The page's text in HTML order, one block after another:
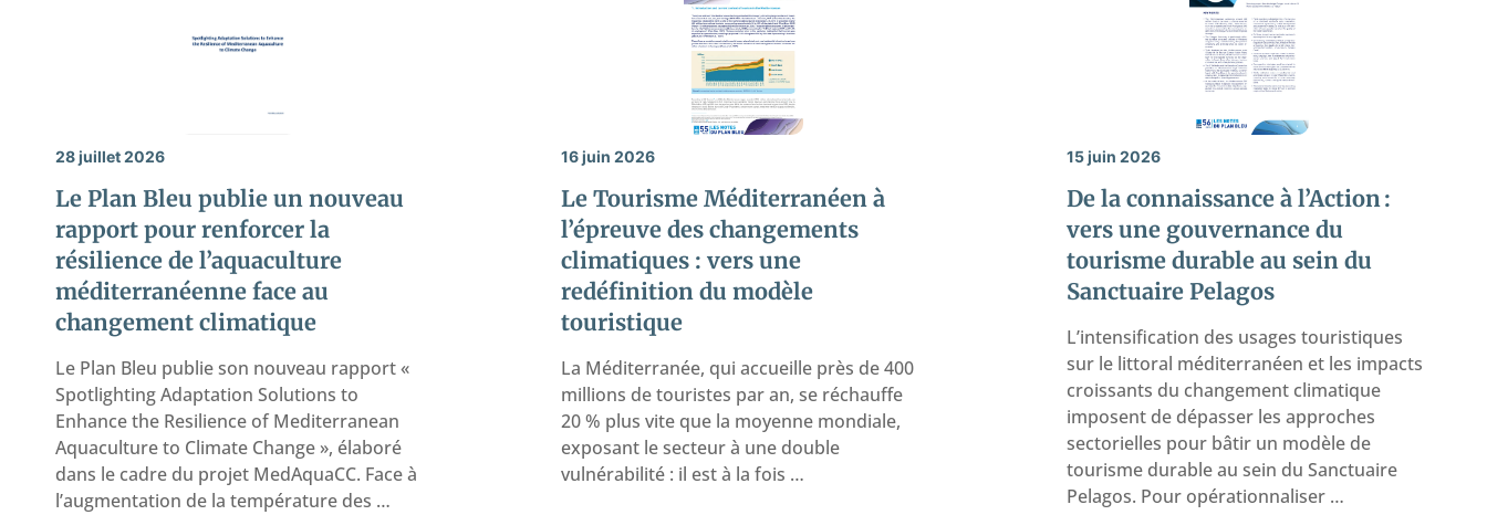
28 juillet 2026
Le Plan Bleu publie un nouveau
rapport pour renforcer la
résilience de l’aquaculture
méditerranéenne face au
changement climatique
Le Plan Bleu publie son nouveau rapport «
Spotlighting Adaptation Solutions to
Enhance the Resilience of Mediterranean
Aquaculture to Climate Change », élaboré
dans le cadre du projet MedAquaCC. Face à
l’augmentation de la température des …
16 juin 2026
Le Tourisme Méditerranéen à
l’épreuve des changements
climatiques : vers une
redéfinition du modèle
touristique
La Méditerranée, qui accueille près de 400
millions de touristes par an, se réchauffe
20 % plus vite que la moyenne mondiale,
exposant le secteur à une double
vulnérabilité : il est à la fois …
15 juin 2026
De la connaissance à l’Action :
vers une gouvernance du
tourisme durable au sein du
Sanctuaire Pelagos
L’intensification des usages touristiques
sur le littoral méditerranéen et les impacts
croissants du changement climatique
imposent de dépasser les approches
sectorielles pour bâtir un modèle de
tourisme durable au sein du Sanctuaire
Pelagos. Pour opérationnaliser …